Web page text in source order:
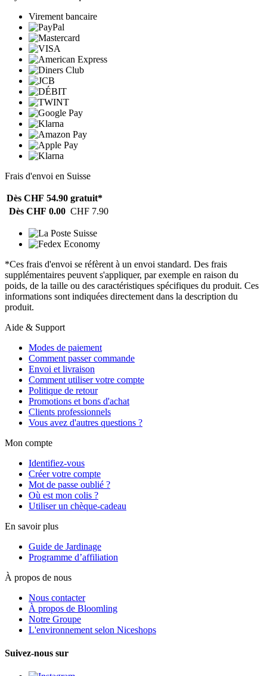
Virement bancaire
Frais d'envoi en Suisse
Dès CHF 54.90 gratuit*
Dès CHF 0.00 CHF 7.90
*Ces frais d'envoi se réfèrent à un envoi standard. Des frais
supplémentaires peuvent s'appliquer, par exemple en raison du
poids, de la taille ou des caractéristiques spécifiques du produit. Ces
informations sont indiquées directement dans la description du
produit.
Aide & Support
Modes de paiement
Comment passer commande
Envoi et livraison
Comment utiliser votre compte
Politique de retour
Promotions et bons d'achat
Clients professionnels
Vous avez d'autres questions ?
Mon compte
Identifiez-vous
Créer votre compte
Mot de passe oublié ?
Où est mon colis ?
Utiliser un chèque-cadeau
En savoir plus
Guide de Jardinage
Programme d’affiliation
À propos de nous
Nous contacter
À propos de Bloomling
Notre Groupe
L'environnement selon Niceshops
Suivez-nous sur